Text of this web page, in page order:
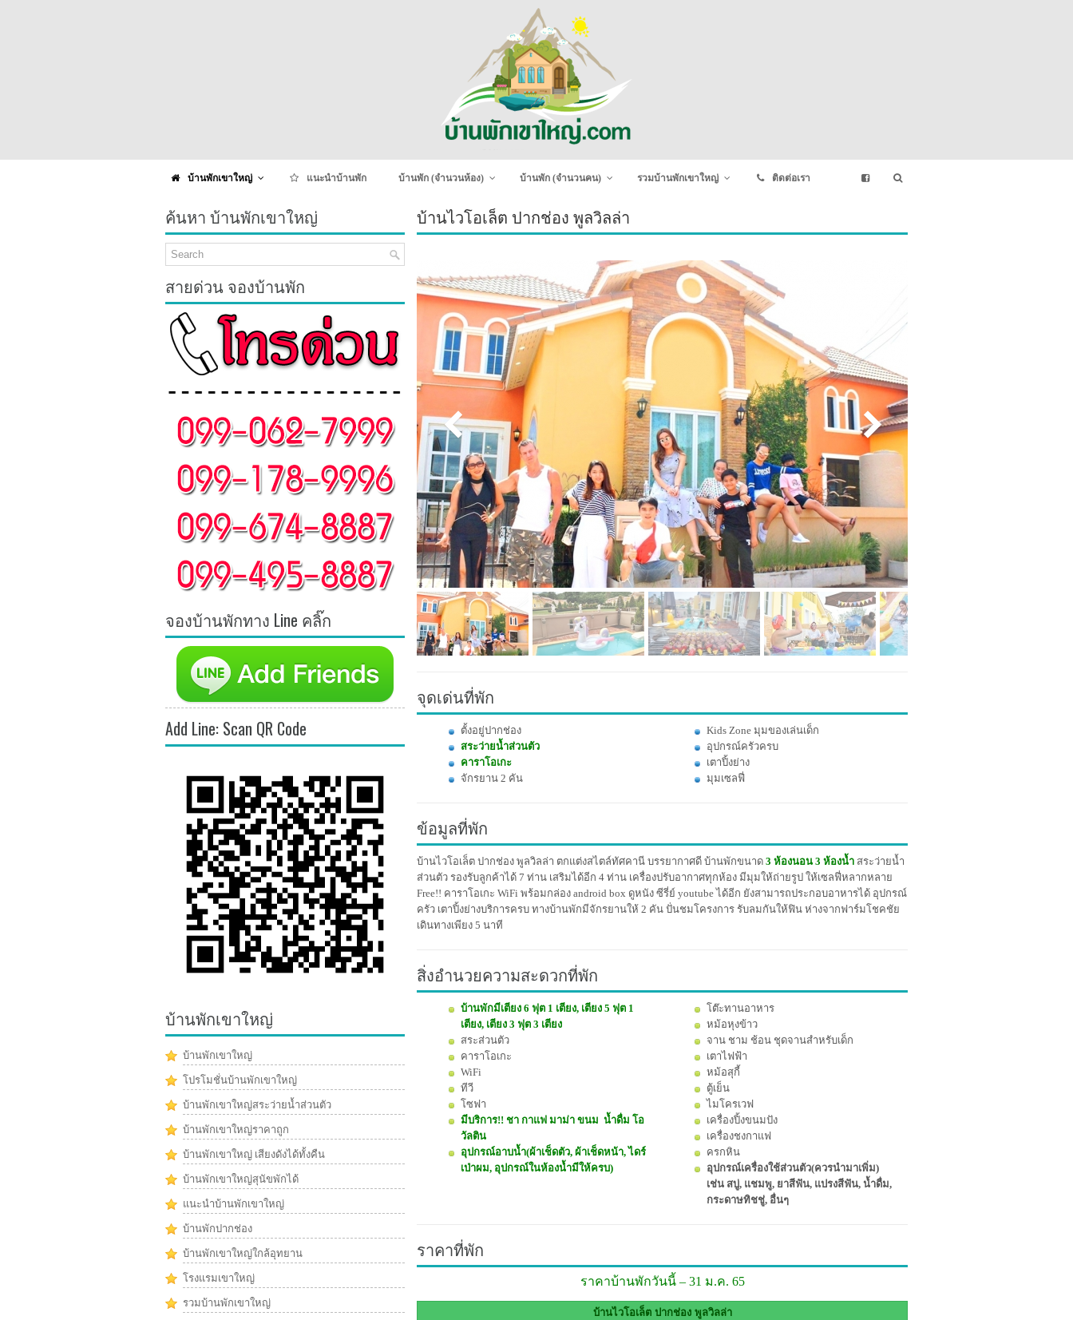
บ้านพักเขาใหญ่ แนะนำบ้านพัก บ้านพัก (จำนวนห้อง) บ้านพัก (จำนวนคน) รวมบ้านพักเขาใหญ่ ติดต่อเรา
บ้านไวโอเล็ต ปากช่อง พูลวิลล่า
จุดเด่นที่พัก
ตั้งอยู่ปากช่อง
สระว่ายน้ำส่วนตัว
คาราโอเกะ
จักรยาน 2 คัน
Kids Zone มุมของเล่นเด็ก
อุปกรณ์ครัวครบ
เตาปิ้งย่าง
มุมเซลฟี่
ข้อมูลที่พัก
บ้านไวโอเล็ต ปากช่อง พูลวิลล่า ตกแต่งสไตล์ทัศคานี บรรยากาศดี บ้านพักขนาด 3 ห้องนอน 3 ห้องน้ำ สระว่ายน้ำ
ส่วนตัว รองรับลูกค้าได้ 7 ท่าน เสริมได้อีก 4 ท่าน เครื่องปรับอากาศทุกห้อง มีมุมให้ถ่ายรูป ให้เซลฟี่หลากหลาย
Free!! คาราโอเกะ WiFi พร้อมกล่อง android box ดูหนัง ซีรี่ย์ youtube ได้อีก ยังสามารถประกอบอาหารได้ อุปกรณ์
ครัว เตาปิ้งย่างบริการครบ ทางบ้านพักมีจักรยานให้ 2 คัน ปั่นชมโครงการ รับลมกันให้ฟิน ห่างจากฟาร์มโชคชัย
เดินทางเพียง 5 นาที
สิ่งอำนวยความสะดวกที่พัก
บ้านพักมีเตียง 6 ฟุต 1 เตียง, เตียง 5 ฟุต 1
เตียง, เตียง 3 ฟุต 3 เตียง
สระส่วนตัว
คาราโอเกะ
WiFi
ทีวี
โซฟา
มีบริการ!! ชา กาแฟ มาม่า ขนม น้ำดื่ม โอ
วัลติน
อุปกรณ์อาบน้ำ(ผ้าเช็ดตัว, ผ้าเช็ดหน้า, ไดร์
เป่าผม, อุปกรณ์ในห้องน้ำมีให้ครบ)
โต๊ะทานอาหาร
หม้อหุงข้าว
จาน ชาม ช้อน ชุดจานสำหรับเด็ก
เตาไฟฟ้า
หม้อสุกี้
ตู้เย็น
ไมโครเวฟ
เครื่องปิ้งขนมปัง
เครื่องชงกาแฟ
ครกหิน
อุปกรณ์เครื่องใช้ส่วนตัว(ควรนำมาเพิ่ม)
เช่น สบู่, แชมพู, ยาสีฟัน, แปรงสีฟัน, น้ำดื่ม,
กระดาษทิชชู่, อื่นๆ
ราคาที่พัก
ราคาบ้านพักวันนี้ – 31 ม.ค. 65
บ้านไวโอเล็ต ปากช่อง พูลวิลล่า
ค้นหา บ้านพักเขาใหญ่
สายด่วน จองบ้านพัก
จองบ้านพักทาง Line คลิ๊ก
Add Line: Scan QR Code
บ้านพักเขาใหญ่
บ้านพักเขาใหญ่
โปรโมชั่นบ้านพักเขาใหญ่
บ้านพักเขาใหญ่สระว่ายน้ำส่วนตัว
บ้านพักเขาใหญ่ราคาถูก
บ้านพักเขาใหญ่ เสียงดังได้ทั้งคืน
บ้านพักเขาใหญ่สุนัขพักได้
แนะนำบ้านพักเขาใหญ่
บ้านพักปากช่อง
บ้านพักเขาใหญ่ใกล้อุทยาน
โรงแรมเขาใหญ่
รวมบ้านพักเขาใหญ่